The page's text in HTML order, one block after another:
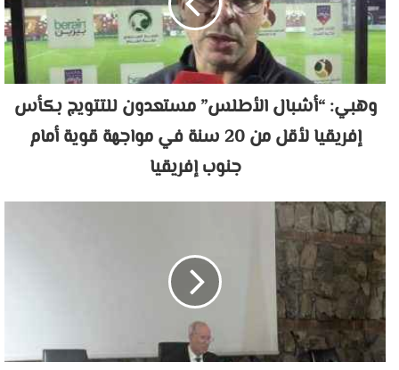
وهبي: “أشبال الأطلس” مستعدون للتتويج بكأس
إفريقيا لأقل من 20 سنة في مواجهة قوية أمام
جنوب إفريقيا